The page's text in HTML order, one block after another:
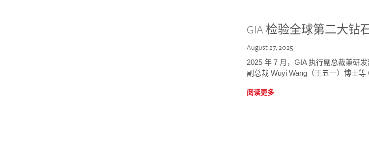
GIA 检验全球第二大钻
August 27, 2025
2025 年 7 月，GIA 执行副总裁兼研
副总裁 Wuyi Wang（王五一）博士
阅读更多